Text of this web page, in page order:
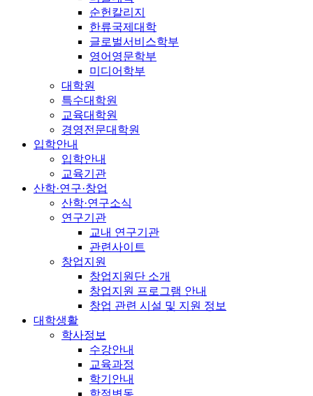
순헌칼리지
한류국제대학
글로벌서비스학부
영어영문학부
미디어학부
대학원
특수대학원
교육대학원
경영전문대학원
입학안내
입학안내
교육기관
산학·연구·창업
산학·연구소식
연구기관
교내 연구기관
관련사이트
창업지원
창업지원단 소개
창업지원 프로그램 안내
창업 관련 시설 및 지원 정보
대학생활
학사정보
수강안내
교육과정
학기안내
학적변동